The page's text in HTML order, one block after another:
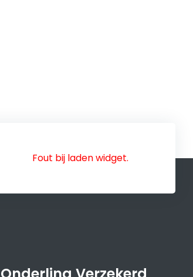
Fout bij laden widget.